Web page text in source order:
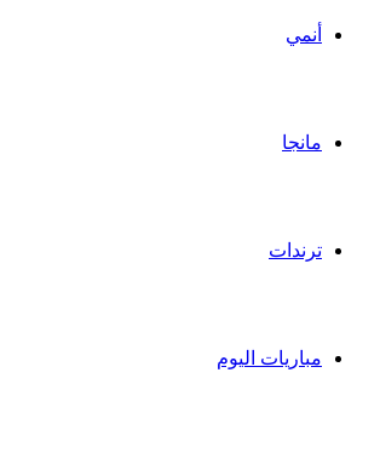
أنمي
مانجا
ترندات
مباريات اليوم